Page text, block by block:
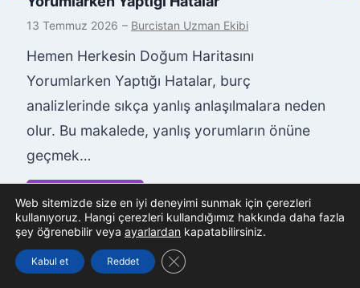
13 Temmuz 2026 – Burcistan Uzman Ekibi
Hemen Herkesin Doğum Haritasını
Yorumlarken Yaptığı Hatalar, burç
analizlerinde sıkça yanlış anlaşılmalara neden
olur. Bu makalede, yanlış yorumların önüne
geçmek…
Daha Fazla OkuH
e
e
Web sitemizde size en iyi deneyimi sunmak için çerezleri
kullanıyoruz. Hangi çerezleri kullandığımız hakkında daha fazla
şey öğrenebilir veya ayarlardan kapatabilirsiniz.
Kabul et Reddet GDPR çerez şeridini kapat